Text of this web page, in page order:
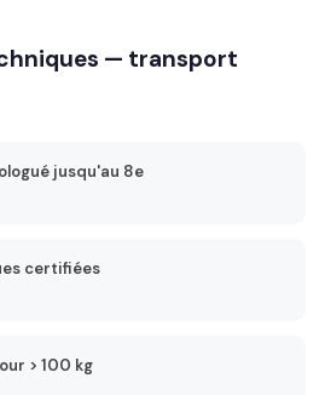
— transport
jusqu'au 8e
certifiées
> 100 kg